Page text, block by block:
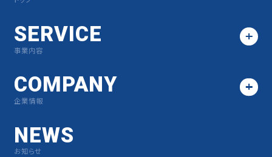
SERVICE
事業内容
COMPANY
企業情報
NEWS
お知らせ